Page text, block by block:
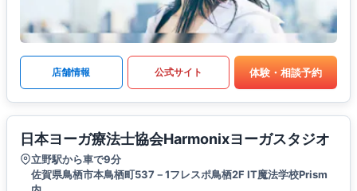
店舗情報 公式サイト 体験・相談予約
日本ヨーガ療法士協会Harmonixヨーガスタジオ
立野駅から車で9分
佐賀県鳥栖市本鳥栖町537－1フレスポ鳥栖2F IT魔法学校Prism